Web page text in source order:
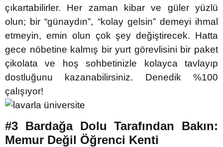
çıkartabilirler. Her zaman kibar ve güler yüzlü
olun; bir “günaydın”, “kolay gelsin” demeyi ihmal
etmeyin, emin olun çok şey değiştirecek. Hatta
gece nöbetine kalmış bir yurt görevlisini bir paket
çikolata ve hoş sohbetinizle kolayca tavlayıp
dostluğunu kazanabilirsiniz. Denedik %100
çalışıyor!
#3 Bardağa Dolu Tarafından Bakın:
Memur Değil Öğrenci Kenti